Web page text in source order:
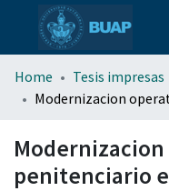
Home Tesis impresas
penitenciario